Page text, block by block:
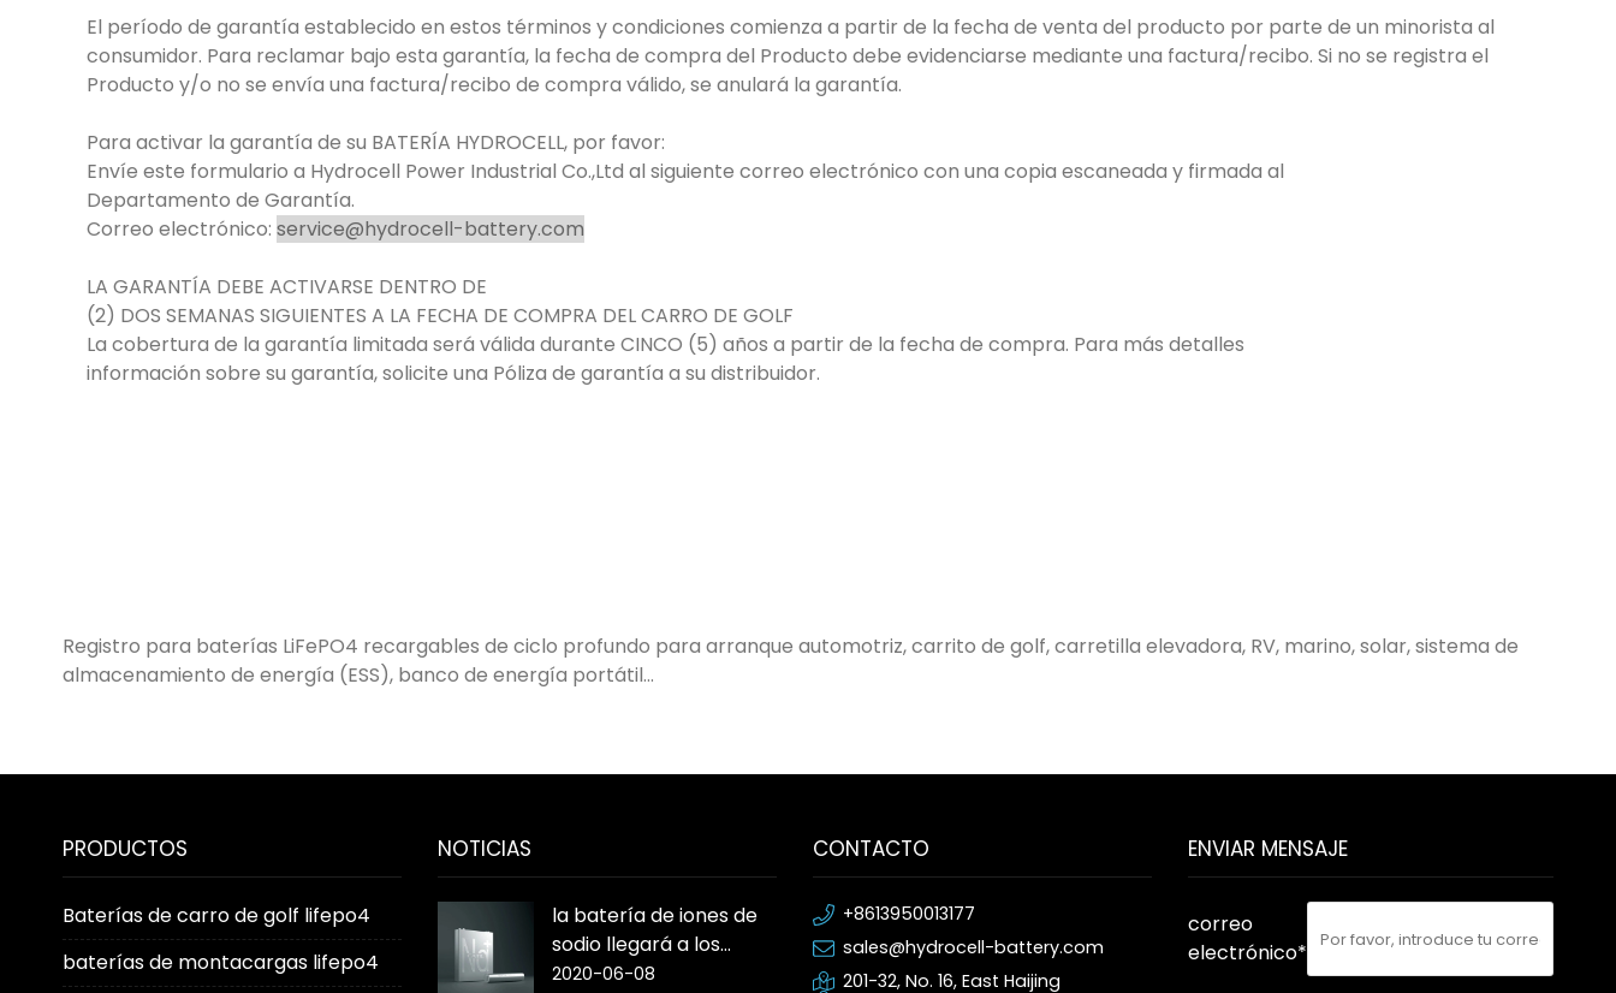
El período de garantía establecido en estos términos y condiciones comienza a partir de la fecha de venta del producto por parte de un minorista al
consumidor. Para reclamar bajo esta garantía, la fecha de compra del Producto debe evidenciarse mediante una factura/recibo. Si no se registra el
Producto y/o no se envía una factura/recibo de compra válido, se anulará la garantía.
Para activar la garantía de su BATERÍA HYDROCELL, por favor:
Envíe este formulario a Hydrocell Power Industrial Co.,Ltd al siguiente correo electrónico con una copia escaneada y firmada al
Departamento de Garantía.
Correo electrónico: service@hydrocell-battery.com
LA GARANTÍA DEBE ACTIVARSE DENTRO DE
(2) DOS SEMANAS SIGUIENTES A LA FECHA DE COMPRA DEL CARRO DE GOLF
La cobertura de la garantía limitada será válida durante CINCO (5) años a partir de la fecha de compra. Para más detalles
información sobre su garantía, solicite una Póliza de garantía a su distribuidor.
Registro para baterías LiFePO4 recargables de ciclo profundo para arranque automotriz, carrito de golf, carretilla elevadora, RV, marino, solar, sistema de
almacenamiento de energía (ESS), banco de energía portátil...
PRODUCTOS
Baterías de carro de golf lifepo4
baterías de montacargas lifepo4
NOTICIAS
la batería de iones de
sodio llegará a los
automóviles de
2020-06-08
CONTACTO
+8613950013177
sales@hydrocell-battery.com
201-32, No. 16, East Haijing
ENVIAR MENSAJE
correo
electrónico*